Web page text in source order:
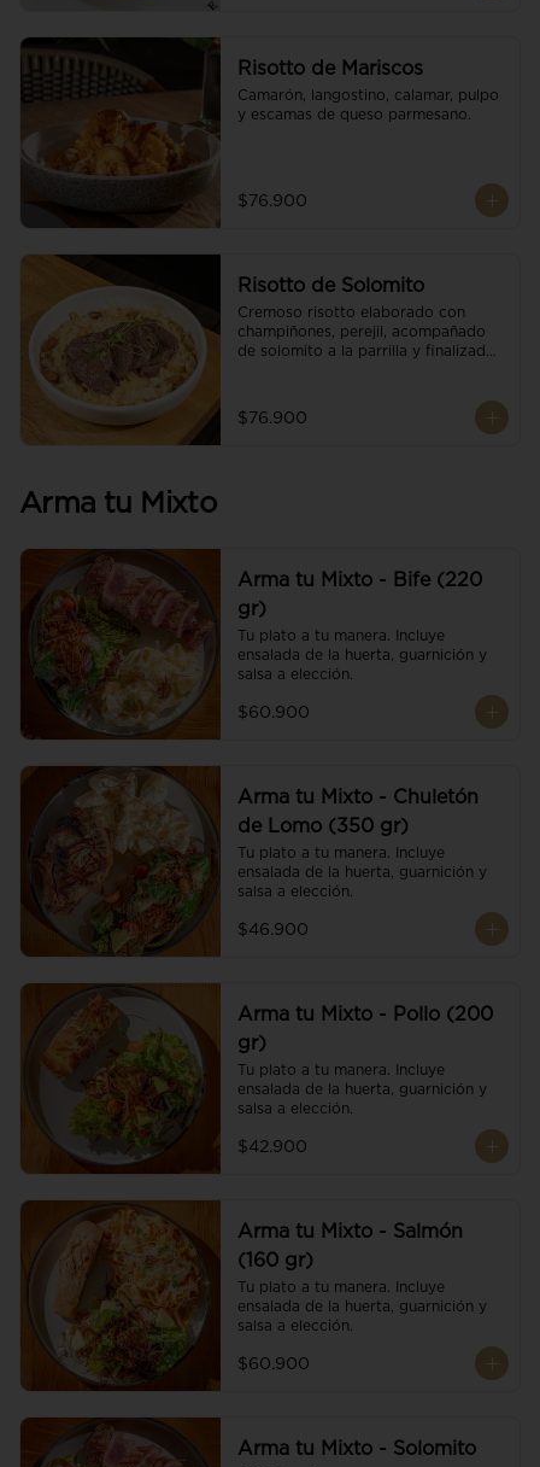
Risotto de Mariscos
Camarón, langostino, calamar, pulpo
y escamas de queso parmesano.
$76.900
Risotto de Solomito
Cremoso risotto elaborado con
champiñones, perejil, acompañado
de solomito a la parrilla y finalizado
$76.900
Arma tu Mixto
Arma tu Mixto - Bife (220
gr)
Tu plato a tu manera. Incluye
ensalada de la huerta, guarnición y
salsa a elección.
$60.900
Arma tu Mixto - Chuletón
de Lomo (350 gr)
Tu plato a tu manera. Incluye
ensalada de la huerta, guarnición y
salsa a elección.
$46.900
Arma tu Mixto - Pollo (200
gr)
Tu plato a tu manera. Incluye
ensalada de la huerta, guarnición y
salsa a elección.
$42.900
Arma tu Mixto - Salmón
(160 gr)
Tu plato a tu manera. Incluye
ensalada de la huerta, guarnición y
salsa a elección.
$60.900
Arma tu Mixto - Solomito